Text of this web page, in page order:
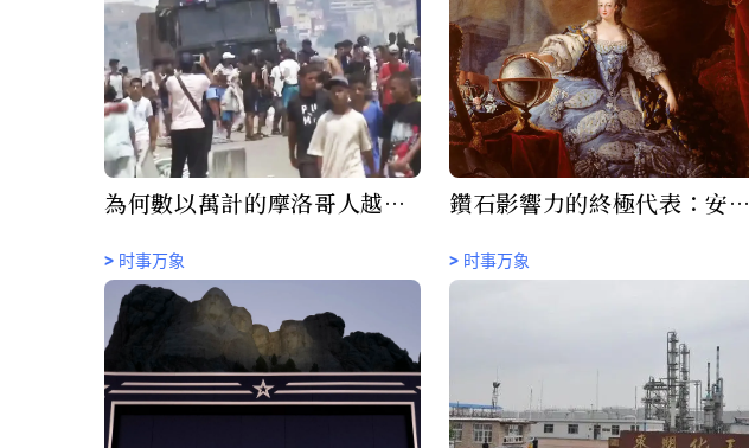
為何數以萬計的摩洛哥人越境
鑽石影響力的終極代表：安託
> 时事万象 > 时事万象